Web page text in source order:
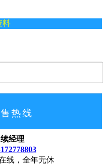
料
热线
况
续经理
线，全年无休